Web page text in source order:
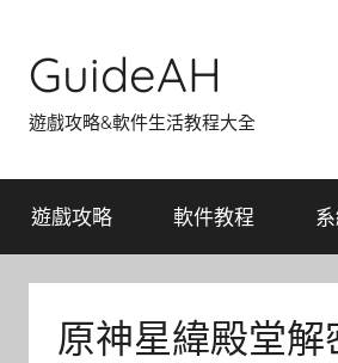
content
GuideAH
遊戲攻略&軟件生活教程大全
遊戲攻略 軟件教程
原神星緯殿堂